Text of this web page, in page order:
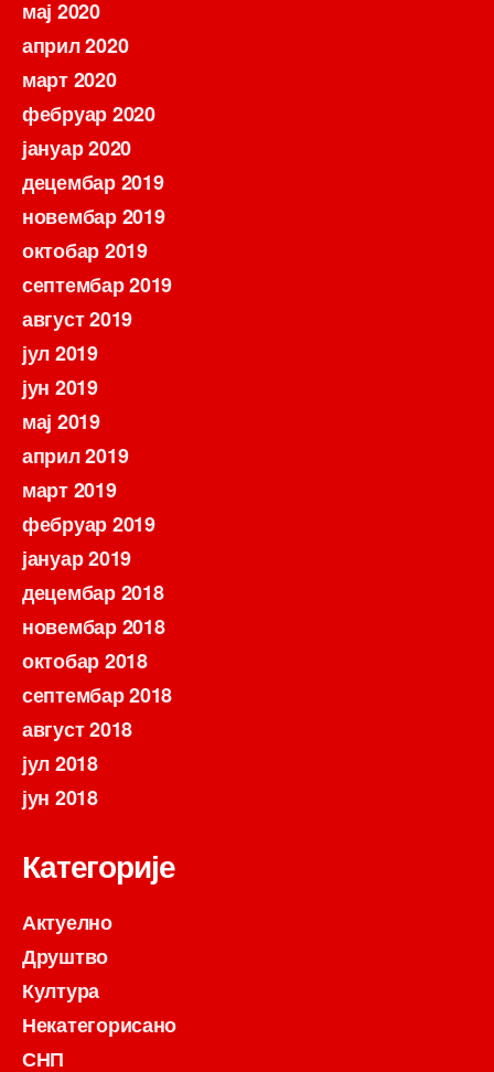
мај 2020
април 2020
март 2020
фебруар 2020
јануар 2020
децембар 2019
новембар 2019
октобар 2019
септембар 2019
август 2019
јул 2019
јун 2019
мај 2019
април 2019
март 2019
фебруар 2019
јануар 2019
децембар 2018
новембар 2018
октобар 2018
септембар 2018
август 2018
јул 2018
јун 2018
Категорије
Актуелно
Друштво
Култура
Некатегорисано
СНП